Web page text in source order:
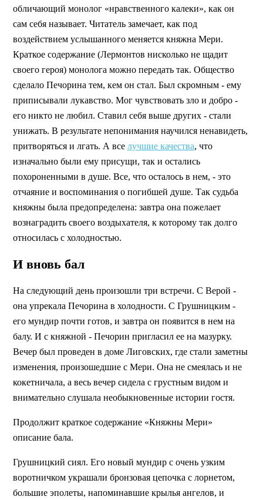
обличающий монолог «нравственного калеки», как он
сам себя называет. Читатель замечает, как под
воздействием услышанного меняется княжна Мери.
Краткое содержание (Лермонтов нисколько не щадит
своего героя) монолога можно передать так. Общество
сделало Печорина тем, кем он стал. Был скромным - ему
приписывали лукавство. Мог чувствовать зло и добро -
его никто не любил. Ставил себя выше других - стали
унижать. В результате непонимания научился ненавидеть,
притворяться и лгать. А все лучшие качества, что
изначально были ему присущи, так и остались
похороненными в душе. Все, что осталось в нем, - это
отчаяние и воспоминания о погибшей душе. Так судьба
княжны была предопределена: завтра она пожелает
вознаградить своего воздыхателя, к которому так долго
относилась с холодностью.
И вновь бал
На следующий день произошли три встречи. С Верой -
она упрекала Печорина в холодности. С Грушницким -
его мундир почти готов, и завтра он появится в нем на
балу. И с княжной - Печорин пригласил ее на мазурку.
Вечер был проведен в доме Лиговских, где стали заметны
изменения, произошедшие с Мери. Она не смеялась и не
кокетничала, а весь вечер сидела с грустным видом и
внимательно слушала необыкновенные истории гостя.
Продолжит краткое содержание «Княжны Мери»
описание бала.
Грушницкий сиял. Его новый мундир с очень узким
воротничком украшали бронзовая цепочка с лорнетом,
большие эполеты, напоминавшие крылья ангелов, и